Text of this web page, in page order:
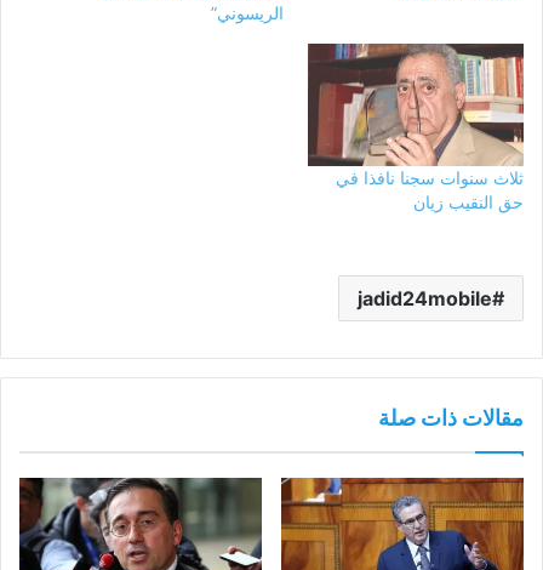
الريسوني”
ثلاث سنوات سجنا نافذا في
حق النقيب زيان
jadid24mobile
مقالات ذات صلة